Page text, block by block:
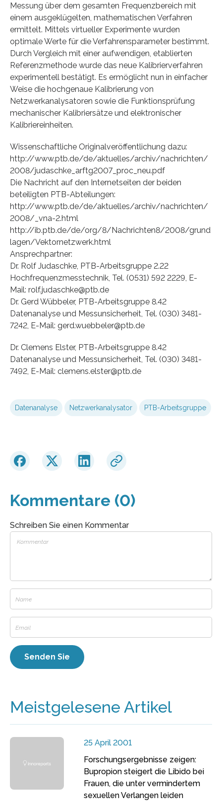
Messung über dem gesamten Frequenzbereich mit
einem ausgeklügelten, mathematischen Verfahren
ermittelt. Mittels virtueller Experimente wurden
optimale Werte für die Verfahrensparameter bestimmt.
Durch Vergleich mit einer aufwendigen, etablierten
Referenzmethode wurde das neue Kalibrierverfahren
experimentell bestätigt. Es ermöglicht nun in einfacher
Weise die hochgenaue Kalibrierung von
Netzwerkanalysatoren sowie die Funktionsprüfung
mechanischer Kalibriersätze und elektronischer
Kalibriereinheiten.
Wissenschaftliche Originalveröffentlichung dazu:
http://www.ptb.de/de/aktuelles/archiv/nachrichten/
2008/judaschke_arftg2007_proc_neu.pdf
Die Nachricht auf den Internetseiten der beiden
beteiligten PTB-Abteilungen:
http://www.ptb.de/de/aktuelles/archiv/nachrichten/
2008/_vna-2.html
http://ib.ptb.de/de/org/8/Nachrichten8/2008/grund
lagen/Vektornetzwerk.html
Ansprechpartner:
Dr. Rolf Judaschke, PTB-Arbeitsgruppe 2.22
Hochfrequenzmesstechnik, Tel. (0531) 592 2229, E-
Mail: rolf.judaschke@ptb.de
Dr. Gerd Wübbeler, PTB-Arbeitsgruppe 8.42
Datenanalyse und Messunsicherheit, Tel. (030) 3481-
7242, E-Mail: gerd.wuebbeler@ptb.de
Dr. Clemens Elster, PTB-Arbeitsgruppe 8.42
Datenanalyse und Messunsicherheit, Tel. (030) 3481-
7492, E-Mail: clemens.elster@ptb.de
Datenanalyse Netzwerkanalysator PTB-Arbeitsgruppe
Kommentare (0)
Schreiben Sie einen Kommentar
Meistgelesene Artikel
25 April 2001
Forschungsergebnisse zeigen:
Bupropion steigert die Libido bei
Frauen, die unter vermindertem
sexuellen Verlangen leiden